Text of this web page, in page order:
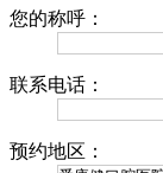
您的称呼：
联系电话：
预约地区：